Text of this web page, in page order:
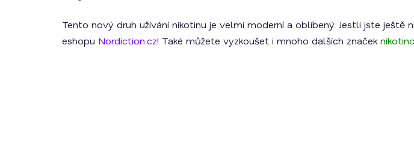
Tento nový druh užívání nikotinu je velmi moderní a oblíbený. Jestli jste
eshopu Nordiction.cz! Také můžete vyzkoušet i mnoho dalších značek